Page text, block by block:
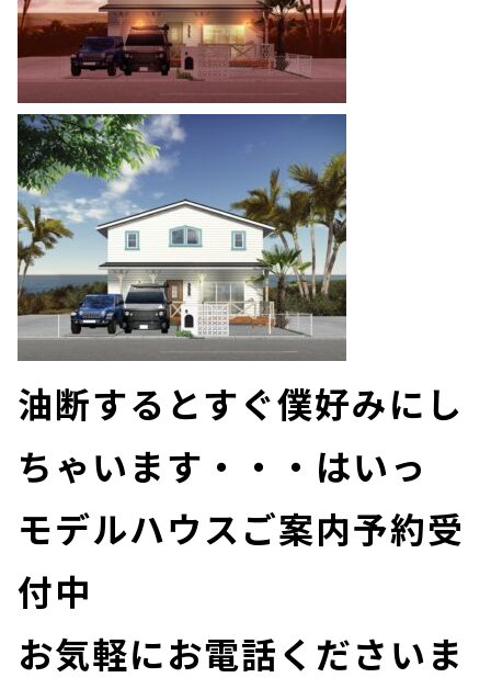
油断するとすぐ僕好みにし
ちゃいます・・・はいっ
モデルハウスご案内予約受
付中
お気軽にお電話くださいま